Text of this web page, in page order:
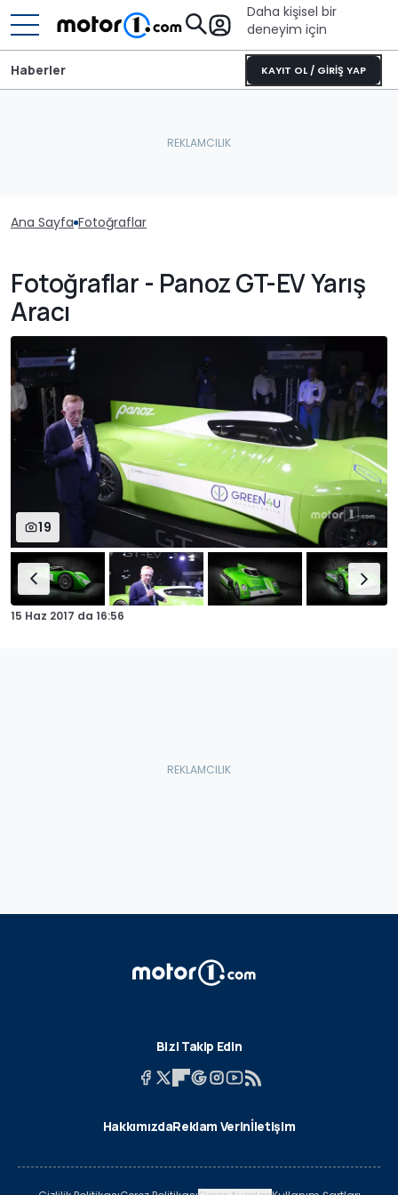
Daha kişisel bir
deneyim için
KAYIT OL / GİRİŞ YAP
Haberler
Ana Sayfa Fotoğraflar
Fotoğraflar - Panoz GT-EV Yarış
Aracı
19
15 Haz 2017 da 16:56
Bizi Takip Edin
HakkımızdaReklam Verinİletişim